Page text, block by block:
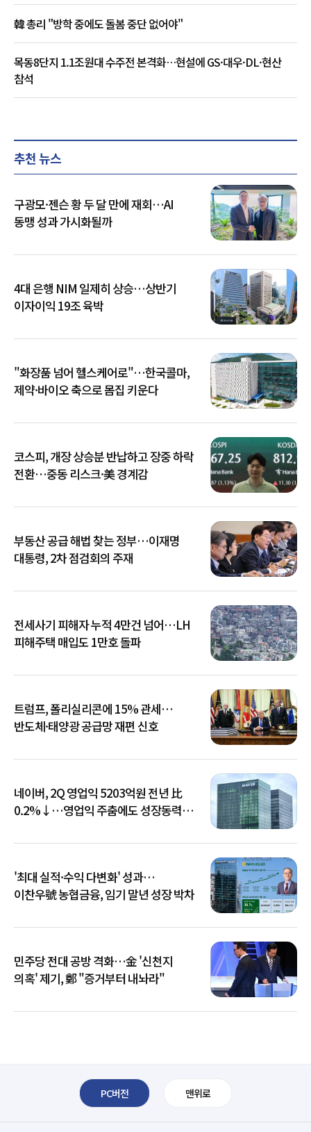
韓 총리 "방학 중에도 돌봄 중단 없어야"
목동8단지 1.1조원대 수주전 본격화…현설에 GS·대우·DL·현산
참석
추천 뉴스
구광모·젠슨 황 두 달 만에 재회…AI
동맹 성과 가시화될까
4대 은행 NIM 일제히 상승…상반기
이자이익 19조 육박
"화장품 넘어 헬스케어로"…한국콜마,
제약·바이오 축으로 몸집 키운다
코스피, 개장 상승분 반납하고 장중 하락
전환…중동 리스크·美 경계감
부동산 공급 해법 찾는 정부…이재명
대통령, 2차 점검회의 주재
전세사기 피해자 누적 4만건 넘어…LH
피해주택 매입도 1만호 돌파
트럼프, 폴리실리콘에 15% 관세…
반도체·태양광 공급망 재편 신호
네이버, 2Q 영업익 5203억원 전년 比
0.2%↓…영업익 주춤에도 성장동력
'최대 실적·수익 다변화' 성과…
이찬우號 농협금융, 임기 말년 성장 박차
민주당 전대 공방 격화…金 '신천지
의혹' 제기, 鄭 "증거부터 내놔라"
PC버전 맨위로